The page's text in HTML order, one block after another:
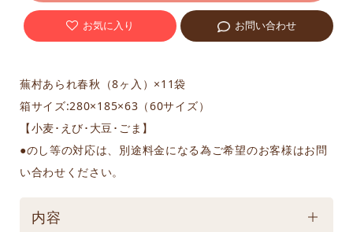
蕪村あられ春秋（8ヶ入）×11袋
箱サイズ:280×185×63（60サイズ）
【小麦･えび･大豆･ごま】
●のし等の対応は、別途料金になる為ご希望のお客様はお問
い合わせください。
お気に入り お問い合わせ
内容